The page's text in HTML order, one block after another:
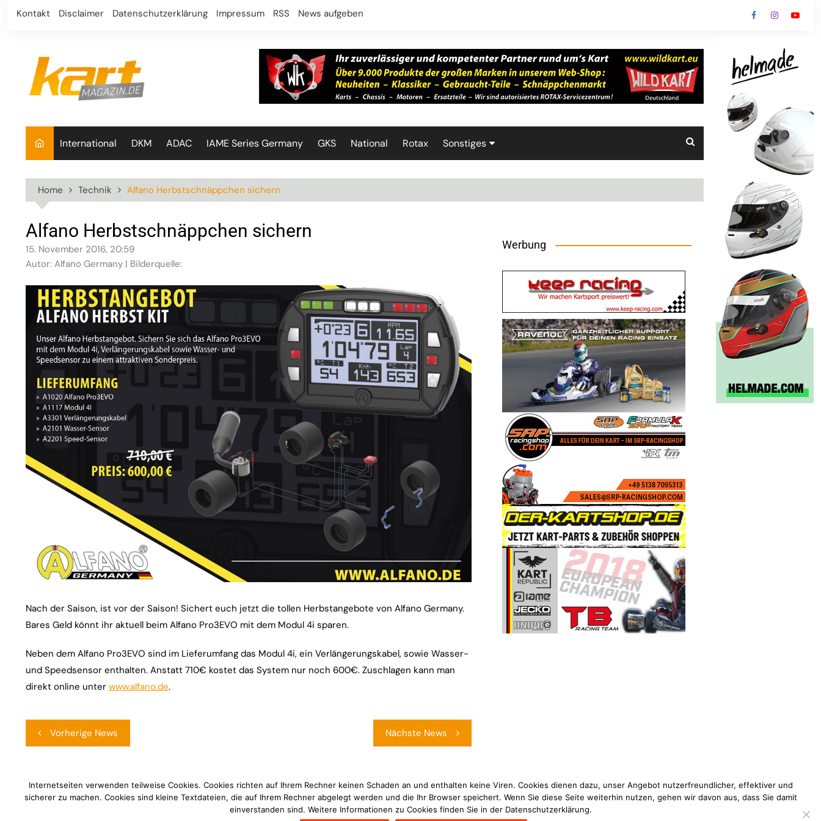
Skip
Kontakt Disclaimer Datenschutzerklärung Impressum RSS News aufgeben
International DKM ADAC IAME Series Germany GKS National Rotax Sonstiges
Home Technik Alfano Herbstschnäppchen sichern
Alfano Herbstschnäppchen sichern
15. November 2016, 20:59
Autor: Alfano Germany | Bilderquelle:
Nach der Saison, ist vor der Saison! Sichert euch jetzt die tollen Herbstangebote von Alfano Germany.
Bares Geld könnt ihr aktuell beim Alfano Pro3EVO mit dem Modul 4i sparen.
Neben dem Alfano Pro3EVO sind im Lieferumfang das Modul 4i, ein Verlängerungskabel, sowie Wasser-
und Speedsensor enthalten. Anstatt 710€ kostet das System nur noch 600€. Zuschlagen kann man
direkt online unter www.alfano.de.
Beitragsnavigation
Vorherige News Nächste News
Werbung
Internetseiten verwenden teilweise Cookies. Cookies richten auf Ihrem Rechner keinen Schaden an und enthalten keine Viren. Cookies dienen dazu, unser Angebot nutzerfreundlicher, effektiver und
sicherer zu machen. Cookies sind kleine Textdateien, die auf Ihrem Rechner abgelegt werden und die Ihr Browser speichert. Wenn Sie diese Seite weiterhin nutzen, gehen wir davon aus, dass Sie damit
einverstanden sind. Weitere Informationen zu Cookies finden Sie in der Datenschutzerklärung.